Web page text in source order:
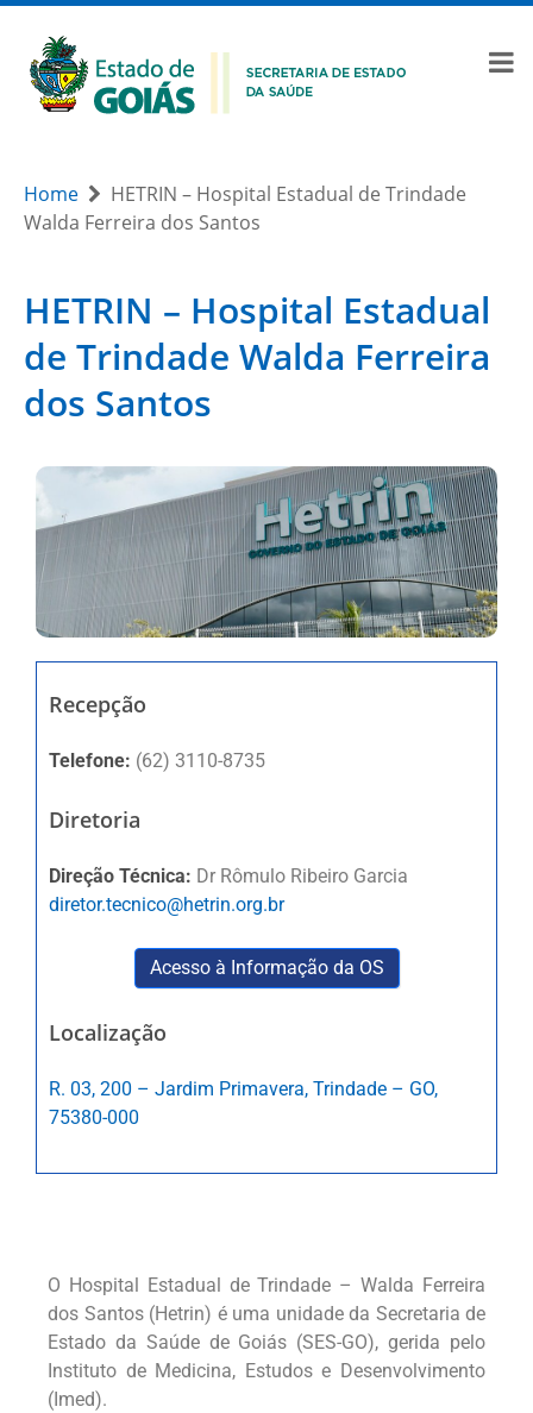
Home
HETRIN – Hospital Estadual de Trindade
Walda Ferreira dos Santos
HETRIN – Hospital Estadual
de Trindade Walda Ferreira
dos Santos
Recepção
Telefone: (62) 3110-8735
Diretoria
Direção Técnica: Dr Rômulo Ribeiro Garcia
diretor.tecnico@hetrin.org.br
Acesso à Informação da OS
Localização
R. 03, 200 – Jardim Primavera, Trindade – GO,
75380-000
O Hospital Estadual de Trindade – Walda Ferreira
dos Santos (Hetrin) é uma unidade da Secretaria de
Estado da Saúde de Goiás (SES-GO), gerida pelo
Instituto de Medicina, Estudos e Desenvolvimento
(Imed).